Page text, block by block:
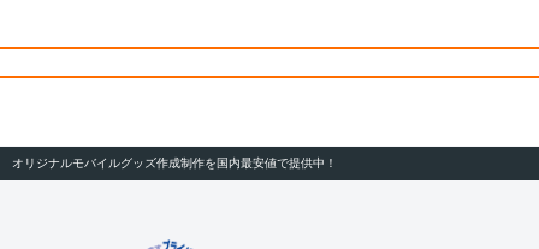
オリジナルモバイルグッズ作成制作を国内最安値で提供中！